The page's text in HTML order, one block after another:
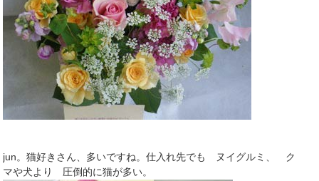
jun。猫好きさん、多いですね。仕入れ先でも ヌイグルミ、 ク
マや犬より 圧倒的に猫が多い。